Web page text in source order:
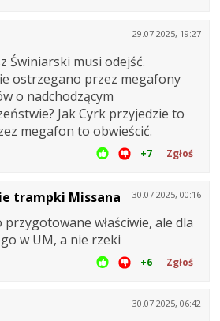
29.07.2025, 19:27
Świniarski musi odejść.
ostrzegano przez megafony
o nadchodzącym
Jak Cyrk przyjedzie to
megafon to obwieścić.
+7 Zgłoś
30.07.2025, 00:16
trampki Missana
przygotowane właściwie, ale dla
w UM, a nie rzeki
+6 Zgłoś
30.07.2025, 06:42